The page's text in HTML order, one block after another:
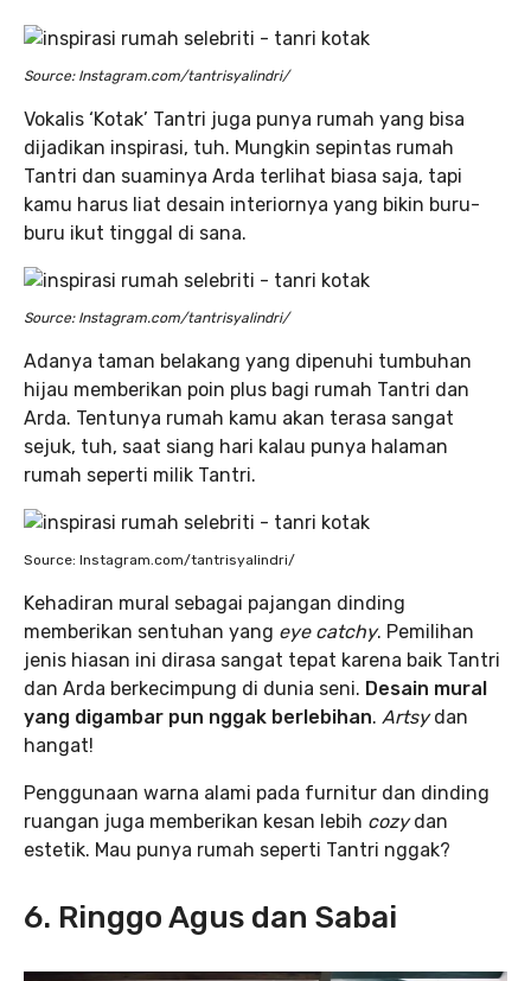
Source: Instagram.com/tantrisyalindri/
Vokalis ‘Kotak’ Tantri juga punya rumah yang bisa
dijadikan inspirasi, tuh. Mungkin sepintas rumah
Tantri dan suaminya Arda terlihat biasa saja, tapi
kamu harus liat desain interiornya yang bikin buru-
buru ikut tinggal di sana.
Source: Instagram.com/tantrisyalindri/
Adanya taman belakang yang dipenuhi tumbuhan
hijau memberikan poin plus bagi rumah Tantri dan
Arda. Tentunya rumah kamu akan terasa sangat
sejuk, tuh, saat siang hari kalau punya halaman
rumah seperti milik Tantri.
Source: Instagram.com/tantrisyalindri/
Kehadiran mural sebagai pajangan dinding
memberikan sentuhan yang eye catchy. Pemilihan
jenis hiasan ini dirasa sangat tepat karena baik Tantri
dan Arda berkecimpung di dunia seni. Desain mural
yang digambar pun nggak berlebihan. Artsydan
hangat!
Penggunaan warna alami pada furnitur dan dinding
ruangan juga memberikan kesan lebih cozydan
estetik. Mau punya rumah seperti Tantri nggak?
6. Ringgo Agus dan Sabai